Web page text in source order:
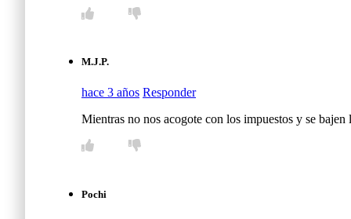
M.J.P.
hace 3 años Responder
Mientras no nos acogote con los impuestos y se
Pochi